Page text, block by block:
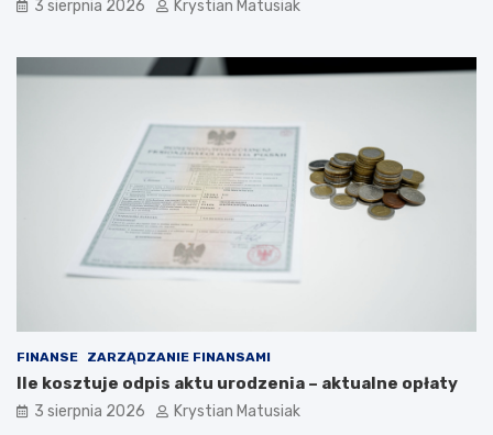
3 sierpnia 2026 Krystian Matusiak
FINANSE ZARZĄDZANIE FINANSAMI
Ile kosztuje odpis aktu urodzenia – aktualne opłaty
3 sierpnia 2026 Krystian Matusiak